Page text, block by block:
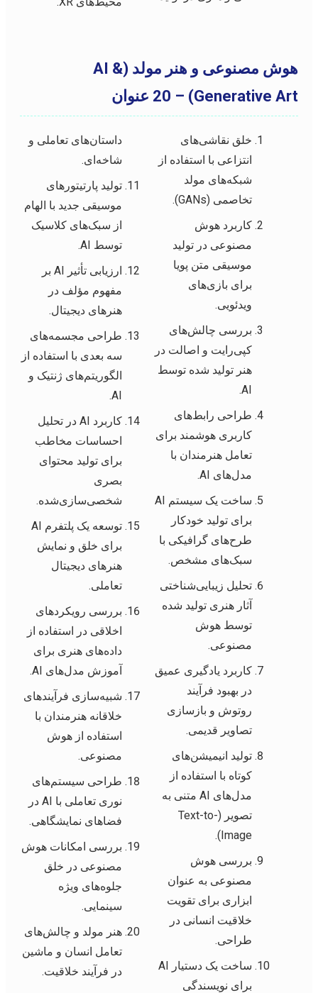
هوش مصنوعی و هنر مولد (AI &
Generative Art) – 20 عنوان
خلق نقاشی‌های
انتزاعی با استفاده از
شبکه‌های مولد
تخاصمی (GANs).
کاربرد هوش
مصنوعی در تولید
موسیقی متن پویا
برای بازی‌های
ویدئویی.
بررسی چالش‌های
کپی‌رایت و اصالت در
هنر تولید شده توسط
AI.
طراحی رابط‌های
کاربری هوشمند برای
تعامل هنرمندان با
مدل‌های AI.
ساخت یک سیستم AI
برای تولید خودکار
طرح‌های گرافیکی با
سبک‌های مشخص.
تحلیل زیبایی‌شناختی
آثار هنری تولید شده
توسط هوش
مصنوعی.
کاربرد یادگیری عمیق
در بهبود فرآیند
روتوش و بازسازی
تصاویر قدیمی.
تولید انیمیشن‌های
کوتاه با استفاده از
مدل‌های AI متنی به
تصویر (Text-to-
Image).
بررسی هوش
مصنوعی به عنوان
ابزاری برای تقویت
خلاقیت انسانی در
طراحی.
ساخت یک دستیار AI
برای نویسندگی
داستان‌های تعاملی و
شاخه‌ای.
تولید پارتیتورهای
موسیقی جدید با الهام
از سبک‌های کلاسیک
توسط AI.
ارزیابی تأثیر AI بر
مفهوم مؤلف در
هنرهای دیجیتال.
طراحی مجسمه‌های
سه بعدی با استفاده از
الگوریتم‌های ژنتیک و
AI.
کاربرد AI در تحلیل
احساسات مخاطب
برای تولید محتوای
بصری
شخصی‌سازی‌شده.
توسعه یک پلتفرم AI
برای خلق و نمایش
هنرهای دیجیتال
تعاملی.
بررسی رویکردهای
اخلاقی در استفاده از
داده‌های هنری برای
آموزش مدل‌های AI.
شبیه‌سازی فرآیندهای
خلاقانه هنرمندان با
استفاده از هوش
مصنوعی.
طراحی سیستم‌های
نوری تعاملی با AI در
فضاهای نمایشگاهی.
بررسی امکانات هوش
مصنوعی در خلق
جلوه‌های ویژه
سینمایی.
هنر مولد و چالش‌های
تعامل انسان و ماشین
در فرآیند خلاقیت.